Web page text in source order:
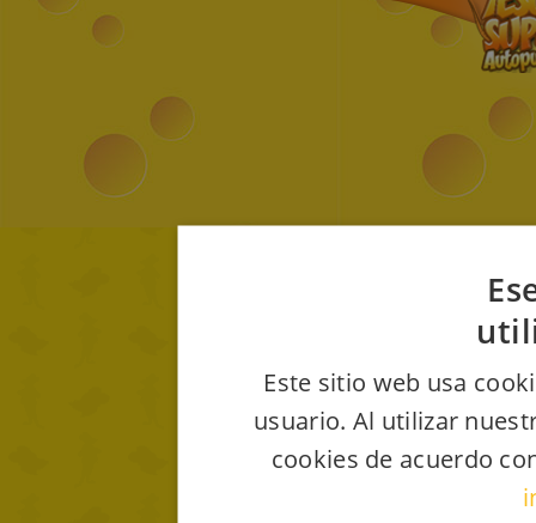
Este sitio web usa
usuario. Al utilizar
cookies de acuerdo